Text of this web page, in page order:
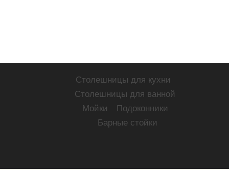
Столешницы для кухни
Столешницы для ванной
Мойки
Подоконники
Барные стойки